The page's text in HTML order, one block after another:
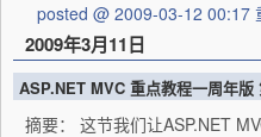
posted @ 2009-03-12 00:17
2009年3月11日
ASP.NET MVC 重点教程一周年
摘要： 这节我们让ASP.NET